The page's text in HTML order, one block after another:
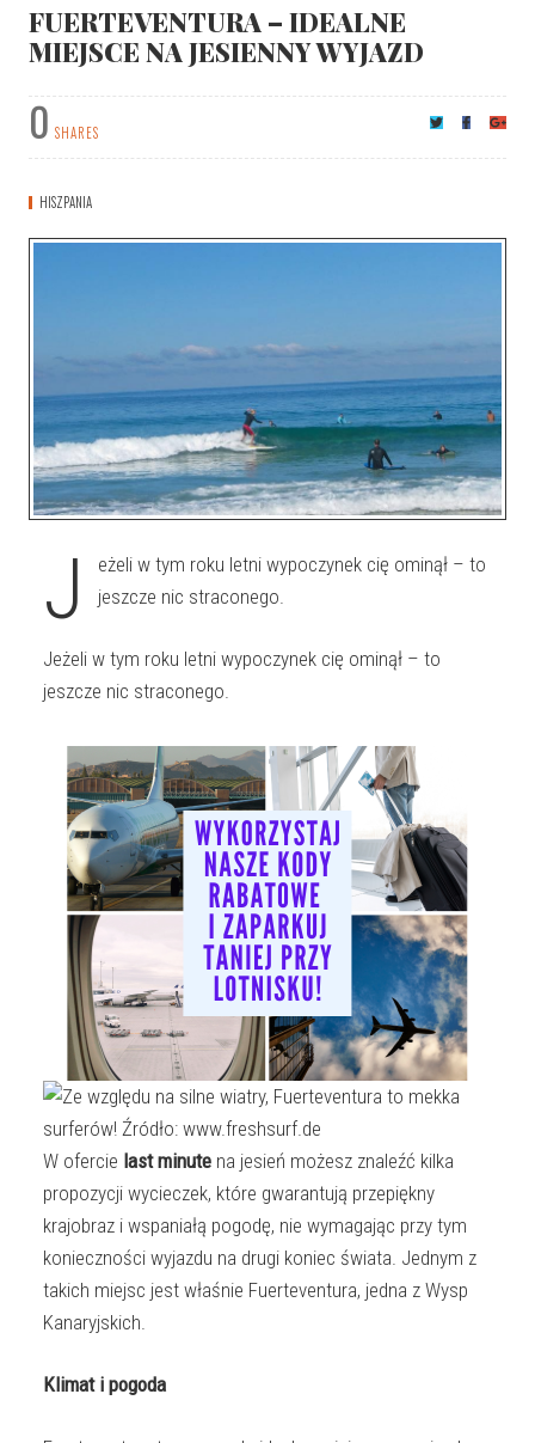
FUERTEVENTURA – IDEALNE
MIEJSCE NA JESIENNY WYJAZD
0 SHARES
HISZPANIA
J
eżeli w tym roku letni wypoczynek cię ominął – to
jeszcze nic straconego.
Jeżeli w tym roku letni wypoczynek cię ominął – to
jeszcze nic straconego.
W ofercie last minute na jesień możesz znaleźć kilka
propozycji wycieczek, które gwarantują przepiękny
krajobraz i wspaniałą pogodę, nie wymagając przy tym
konieczności wyjazdu na drugi koniec świata. Jednym z
takich miejsc jest właśnie Fuerteventura, jedna z Wysp
Kanaryjskich.
Klimat i pogoda